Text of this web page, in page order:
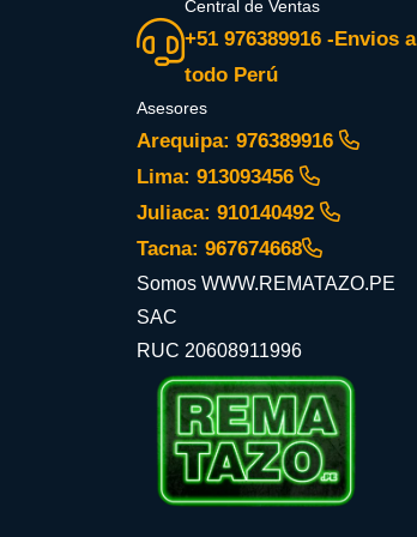
Central de Ventas
+51 976389916 -Envios a
todo Perú
Asesores
Arequipa: 976389916
Lima: 913093456
Juliaca: 910140492
Tacna: 967674668
Somos WWW.REMATAZO.PE
SAC
RUC 20608911996